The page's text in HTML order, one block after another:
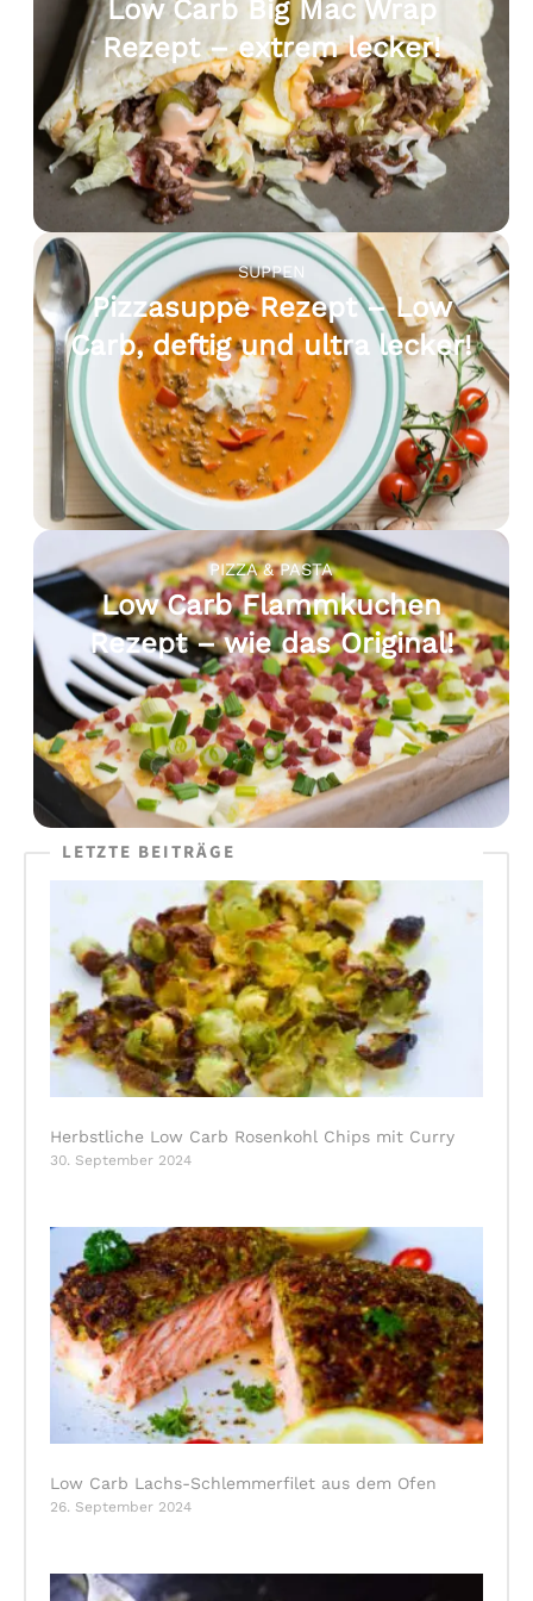
Low Carb Big Mac Wrap
Rezept – extrem lecker!
SUPPEN
Pizzasuppe Rezept – Low
Carb, deftig und ultra lecker!
PIZZA & PASTA
Low Carb Flammkuchen
Rezept – wie das Original!
LETZTE BEITRÄGE
Herbstliche Low Carb Rosenkohl Chips mit Curry
30. September 2024
Low Carb Lachs-Schlemmerfilet aus dem Ofen
26. September 2024